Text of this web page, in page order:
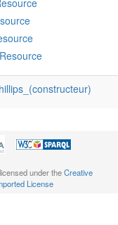
under theCreative
License